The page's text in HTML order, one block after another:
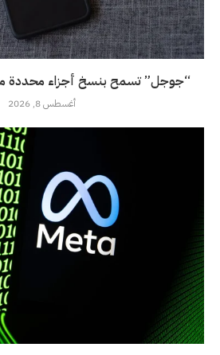
“جوجل” تسمح بنسخ أجزاء محددة
أغسطس 8, 2026